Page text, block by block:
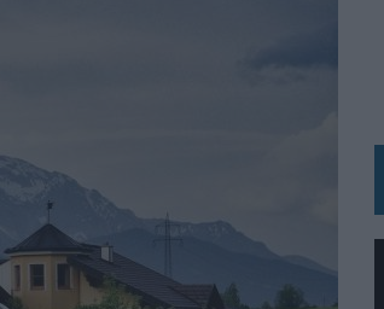
CALIPPO Y SOLERO
EN ACTIVOS CULTURALES Y ECONÓMICOS